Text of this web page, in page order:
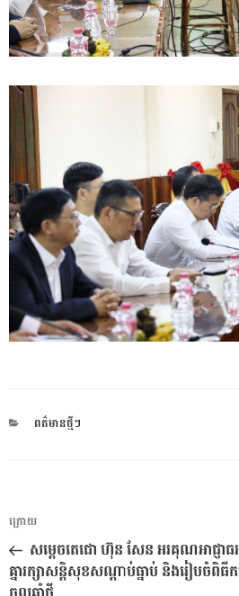
CATEGORIES
ពត៌មានថ្មីៗ
ការ​
នាំទិស​
ប្រកាស
អត្ថបទ
មុន
ក្រោយ
សម្តេចតេជោ ហ៊ុន សែន អរគុណអាជ្ញាធ
គ្នារក្សាសន្តិសុខសណ្តាប់ធ្នាប់ និងរៀបចំពិ